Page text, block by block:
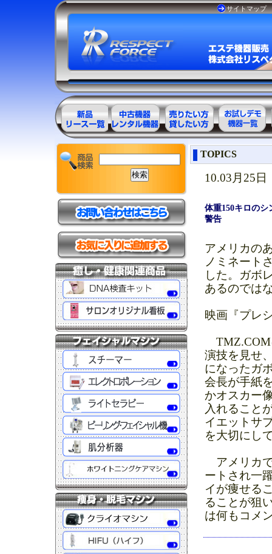
サイトマップ
エステ美容用
品製品一覧
エステ美容用
品アウトレッ
ト商品一覧
エステ美容用
品レンタル可
能商品一覧
お試しデモ可
能機器一覧
TOPICS
10.03月25日
体重150キロの
警告
アメリカの
ノミネート
した。ガボ
あるのでは
映画『プレ
TMZ.COM
演技を見せ
になったガ
会長が手紙
かオスカー
入れること
イエットサ
を大切にし
アメリカ
ートされ一
イが痩せる
ることが狙
は何もコメ